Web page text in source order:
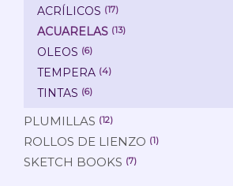
ACRÍLICOS (17)
ACUARELAS (13)
OLEOS (6)
TEMPERA (4)
TINTAS (6)
PLUMILLAS (12)
ROLLOS DE LIENZO (1)
SKETCH BOOKS (7)